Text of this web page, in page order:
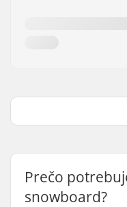
Prečo
snowboard?